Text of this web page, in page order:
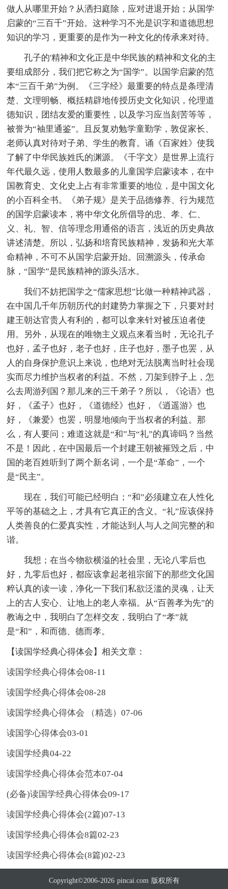
做人从哪里开始？从洒扫庭除，应对进退开始；从国学
启蒙的“三百千”开始。这种学习不光是识字和道德思想
知识的学习，更重要的是作为一种文化的传承来对待。
孔子的'精神和文化正是中华民族的精神和文化的主
要组成部分，我们把它称之为“国学”。以国学启蒙的范
本“三百千弟”为例。《三字经》最重要的特点是条理清
楚、文理明畅、概括精辟地传授历史文化知识，伦理道
德知识，团结友爱的重要性，以及学习应当刻苦等等，
被誉为“袖里通鉴”。且反复劝勉学童勤学，敦促家长、
老师认真对待对子弟、学生的教育。诵《百家姓》使我
了解了中华民族姓氏的渊源。《千字文》是世界上流行
年代最久远，使用人数最多的儿童国学启蒙读本，在中
国教育史、文化史上占有非常重要的地位，是中国文化
的小百科全书。《弟子规》是关于品德修养、行为规范
的国学启蒙读本，将中华文化所倡导的忠、孝、仁、
义、礼、智、信等理念用通俗的语言，浅近的历史典故
讲述清楚。所以，弘扬和培育民族精神，发扬和光大革
命精神，不可不从国学启蒙开始。回溯源头，传承命
脉，“国学”是民族精神的源头活水。
我们不妨把国学之“儒家思想”比做一种精神武器，
在中国几千年历朝历代的封建势力掌握之下，只要对封
建王朝达官贵人有利的，都可以拿来针对被压迫者使
用。另外，从现在的唯物主义观点来看当时，无论孔子
也好，孟子也好，老子也好，庄子也好，墨子也罢，从
人的自身保护意识上来说，也绝对无法脱离当时社会现
实而尽力维护当权者的利益。不然，刀架到脖子上，怎
么去周游列国？那儿来的三千弟子？所以，《论语》也
好，《孟子》也好，《道德经》也好，《逍遥游》也
好，《兼爱》也罢，明显地倾向于当权者的利益。那
么，有人要问；难道这就是“和”与“礼”的真谛吗？当然
不是！因此，在中国最后一个封建王朝被摧毁之后，中
国的老百姓听到了两个新名词，一个是“革命”，一个
是“民主”。
现在，我们可能已经明白；“和”必须建立在人性化
平等的基础之上，才具有它真正的含义。“礼”应该保持
人类善良的仁爱真实性，才能达到人与人之间完整的和
谐。
我想；在当今物欲横溢的社会里，无论八零后也
好，九零后也好，都应该拿起老祖宗留下的那些文化国
粹认真的读一读，净化一下我们私欲泛滥的灵魂，让天
上的古人安心、让地上的老人幸福。从“百善孝为先”的
教诲之中，我明白了怎样交友，我明白了“孝”就
是“和”，和而德、德而孝。
【读国学经典心得体会】相关文章：
读国学经典心得体会08-11
读国学经典心得体会08-28
读国学经典心得体会 （精选）07-06
读国学心得体会03-01
读国学经典04-22
读国学经典心得体会范本07-04
(必备)读国学经典心得体会09-17
读国学经典心得体会(2篇)07-13
读国学经典心得体会8篇02-23
读国学经典心得体会(8篇)02-23
Copyright©2006-2026 pincai.com 版权所有